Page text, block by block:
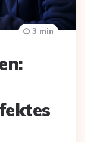
3 min